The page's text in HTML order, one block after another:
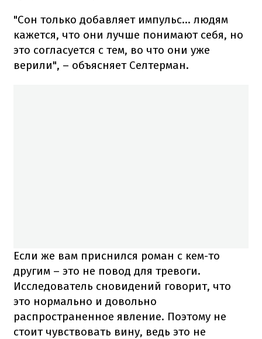
"Сон только добавляет импульс... людям
кажется, что они лучше понимают себя, но
это согласуется с тем, во что они уже
верили", – объясняет Селтерман.
Если же вам приснился роман с кем-то
другим – это не повод для тревоги.
Исследователь сновидений говорит, что
это нормально и довольно
распространенное явление. Поэтому не
стоит чувствовать вину, ведь это не